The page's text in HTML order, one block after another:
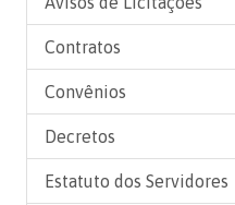
Contratos
Convênios
Decretos
Estatuto dos Servidores